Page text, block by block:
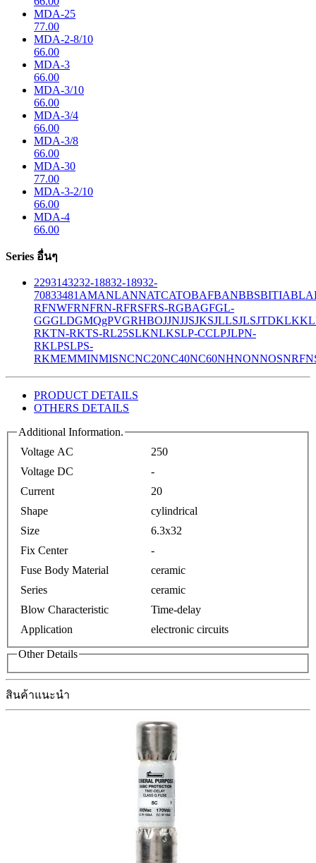
MDA-25
77.00
MDA-2-8/10
66.00
MDA-3
66.00
MDA-3/10
66.00
MDA-3/4
66.00
MDA-3/8
66.00
MDA-30
77.00
MDA-3-2/10
66.00
MDA-4
66.00
Series อื่นๆ
2293143232-18832-18932-
70833481 AMANLANNATCATOBAFBANBBSBITIABLA
RFNWFRNFRN-RFRSFRS-RGBAGFGL-
GGGLDGMQgPVGRHBOJJNJJSJKSJLLSJLSJTDKLK
RKTN-RKTS-RL25SLKNLKSLP-CCLPJLPN-
RKLPSLPS-
RKMEMMINMISNCNC20NC40NC60NHNONNOSNRF
PRODUCT DETAILS
OTHERS DETAILS
Additional Information.
Voltage AC
250
Voltage DC
-
Current
20
Shape
cylindrical
Size
6.3x32
Fix Center
-
Fuse Body Material
ceramic
Series
ceramic
Blow Characteristic
Time-delay
Application
electronic circuits
Other Details
สินค้าแนะนำ